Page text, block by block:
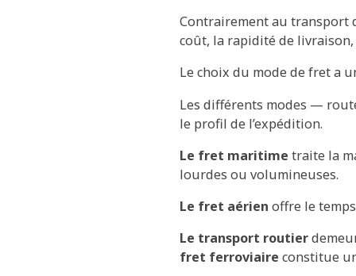
Contrairement au transport
coût, la rapidité de
Le choix du mode de fret a
Les différents modes —
le profil de l’expédition.
Le fret maritime traite la
lourdes ou volumineuses.
Le fret aérien offre le
Le transport routier
fret ferroviaire constitue